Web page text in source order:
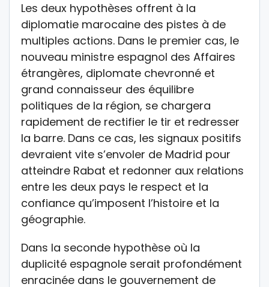
Les deux hypothèses offrent à la
diplomatie marocaine des pistes à de
multiples actions. Dans le premier cas, le
nouveau ministre espagnol des Affaires
étrangères, diplomate chevronné et
grand connaisseur des équilibre
politiques de la région, se chargera
rapidement de rectifier le tir et redresser
la barre. Dans ce cas, les signaux positifs
devraient vite s’envoler de Madrid pour
atteindre Rabat et redonner aux relations
entre les deux pays le respect et la
confiance qu’imposent l’histoire et la
géographie.
Dans la seconde hypothèse où la
duplicité espagnole serait profondément
enracinée dans le gouvernement de